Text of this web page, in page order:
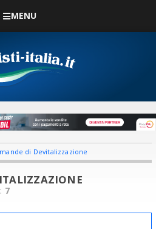
MENU
di Devitalizzazione
7